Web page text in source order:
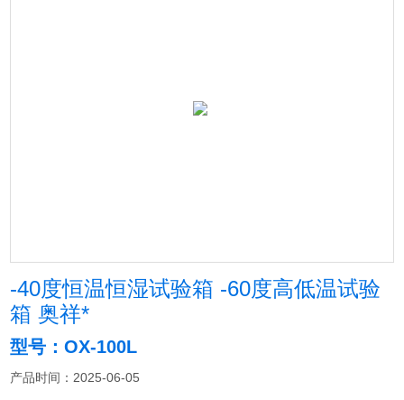
-40度恒温恒湿试验箱 -60度高低温试验
箱 奥祥*
型号：OX-100L
产品时间：2025-06-05